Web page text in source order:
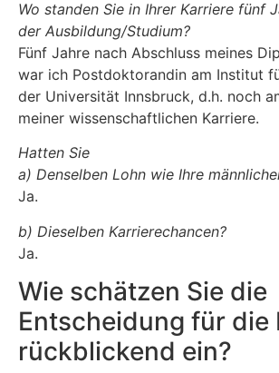
Wo standen Sie in Ihrer Karriere fünf
der Ausbildung/Studium?
Fünf Jahre nach Abschluss meines
war ich Postdoktorandin am Institut
der Universität Innsbruck, d.h. noch
meiner wissenschaftlichen Karriere.
Hatten Sie
a) Denselben Lohn wie Ihre
Ja.
b) Dieselben Karrierechancen?
Ja.
Wie schätzen Sie die
Entscheidung für die
rückblickend ein?